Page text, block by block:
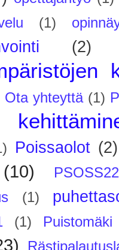
(1)
(2)
Ota yhteyttä (1)
Poissaolot (2)
(10)
(1)
(1)